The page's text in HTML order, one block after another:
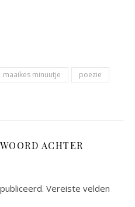
maaikes minuutje
poezie
ACHTER
Vereiste velden